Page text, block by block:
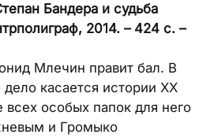
Бандера и судьба
2014. – 424 с. –
Млечин правит бал. В
касается истории ХХ
особых папок для него
и Громыко